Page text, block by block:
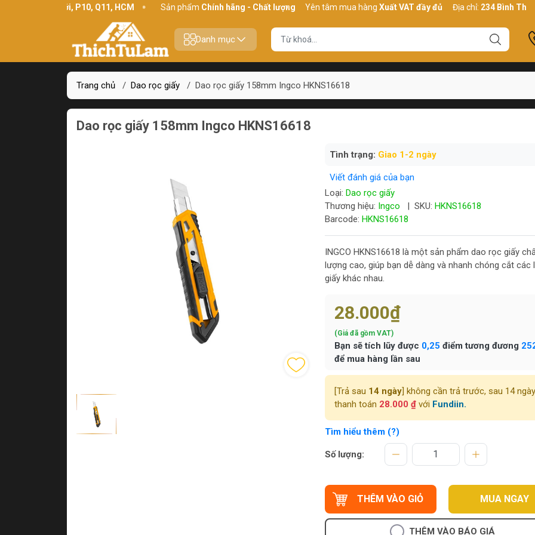
Bình Thới, P10, Q11, HCM Sản phẩmChính hãng - Chất lượng Yên tâm mua hàngXuất VAT đầy đủ Địa chỉ:234 Bình Thới, P10,
Danh mục
Trang chủ / Dao rọc giấy / Dao rọc giấy 158mm Ingco HKNS16618
Dao rọc giấy 158mm Ingco HKNS16618
Tình trạng: Giao 1-2 ngày
Viết đánh giá của bạn
Loại: Dao rọc giấy
Thương hiệu: Ingco | SKU: HKNS16618
Barcode: HKNS16618
INGCO HKNS16618 là một sản phẩm dao rọc giấy
lượng cao, giúp bạn dễ dàng và nhanh chóng cắt các
giấy khác nhau.
28.000₫
(Giá đã gồm VAT)
Bạn sẽ tích lũy được 0,25 điểm tương đương
để mua hàng lần sau
[Trả sau 14 ngày] không cần trả trước, sau 14 ngày
thanh toán 28.000 ₫với Fundiin.
Tìm hiểu thêm (?)
Số lượng:
THÊM VÀO GIỎ MUA NGAY
THÊM VÀO BÁO GIÁ